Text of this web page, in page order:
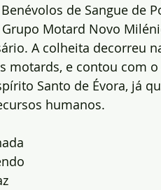
de Sangue de
Motard Novo
A colheita decorreu
motards, e contou com
Santo de Évora, já
humanos.